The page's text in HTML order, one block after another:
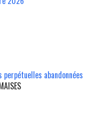
perpétuelles abandonnées